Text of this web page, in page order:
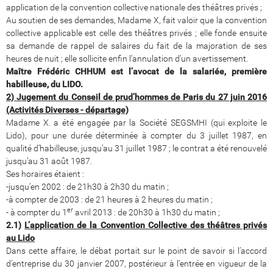
application de la convention collective nationale des théâtres privés ;
Au soutien de ses demandes, Madame X, fait valoir que la convention
collective applicable est celle des théâtres privés ; elle fonde ensuite
sa demande de rappel de salaires du fait de la majoration de ses
heures de nuit ; elle sollicite enfin l’annulation d’un avertissement.
Maître Frédéric CHHUM est l’avocat de la salariée, première
habilleuse, du LIDO.
2) Jugement du Conseil de prud’hommes de Paris du 27 juin 2016
(Activités Diverses - départage)
Madame X. a été engagée par la Société SEGSMHI (qui exploite le
Lido), pour une durée déterminée à compter du 3 juillet 1987, en
qualité d’habilleuse, jusqu’au 31 juillet 1987 ; le contrat a été renouvelé
jusqu’au 31 août 1987.
Ses horaires étaient :
-jusqu’en 2002 : de 21h30 à 2h30 du matin ;
-à compter de 2003 : de 21 heures à 2 heures du matin ;
- à compter du 1 er avril 2013 : de 20h30 à 1h30 du matin ;
2.1) L’application de la Convention Collective des théâtres privés
au Lido
Dans cette affaire, le débat portait sur le point de savoir si l’accord
d’entreprise du 30 janvier 2007, postérieur à l’entrée en vigueur de la